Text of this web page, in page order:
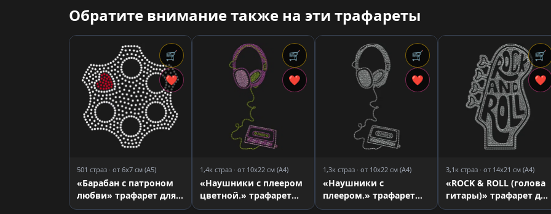
Обратите внимание также на эти трафареты
🛒
❤
501 страз · от 6x7 см (A5)
«Барабан с патроном
любви» трафарет для
страз
🛒
❤
1,4к страз · от 10x22 см (A4)
«Наушники с плеером
цветной.» трафарет
для страз
🛒
❤
1,3к страз · от 10x22 см (A4)
«Наушники с
плеером.» трафарет
для страз
🛒
❤
3,1к страз · от 14x21 см (A4)
«ROCK & ROLL (голова
гитары)» трафарет для
страз